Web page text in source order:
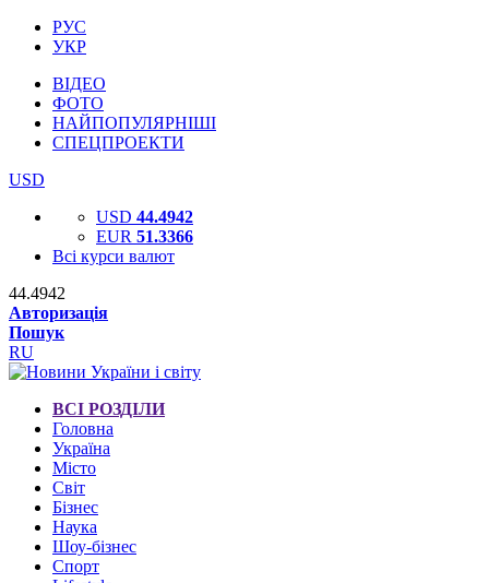
РУС
УКР
ВІДЕО
ФОТО
НАЙПОПУЛЯРНІШІ
СПЕЦПРОЕКТИ
USD
USD 44.4942
EUR 51.3366
Всі курси валют
44.4942
Авторизація
Пошук
RU
ВСІ РОЗДІЛИ
Головна
Україна
Місто
Світ
Бізнес
Наука
Шоу-бізнес
Спорт